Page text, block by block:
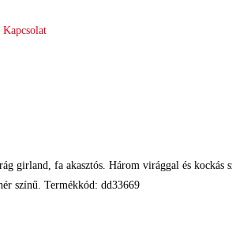
Kapcsolat
girland, fa akasztós. Három virággal és kockás
színű. Termékkód: dd33669